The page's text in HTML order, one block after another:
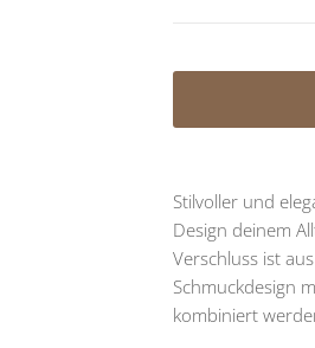
Stilvoller und
Design deinem
Verschluss ist
Schmuckdesign
kombiniert